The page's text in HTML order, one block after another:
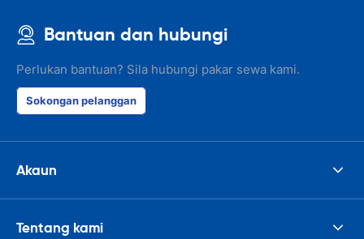
Bantuan dan hubungi
Perlukan bantuan? Sila hubungi pakar sewa kami.
Sokongan pelanggan
Akaun
Tentang kami